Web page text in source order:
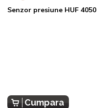
Senzor presiune HUF 4050
Cumpara